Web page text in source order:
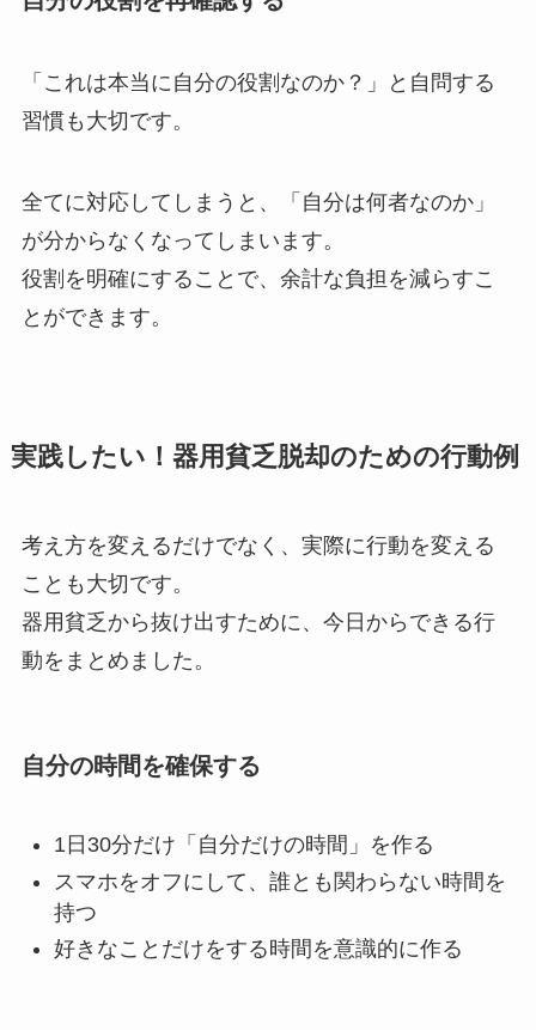
「これは本当に自分の役割なのか？」と自問する
習慣も大切です。
全てに対応してしまうと、「自分は何者なのか」
が分からなくなってしまいます。
役割を明確にすることで、余計な負担を減らすこ
とができます。
実践したい！器用貧乏脱却のための行動例
考え方を変えるだけでなく、実際に行動を変える
ことも大切です。
器用貧乏から抜け出すために、今日からできる行
動をまとめました。
自分の時間を確保する
1日30分だけ「自分だけの時間」を作る
スマホをオフにして、誰とも関わらない時間を
持つ
好きなことだけをする時間を意識的に作る